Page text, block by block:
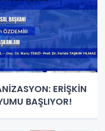
ERİŞKİN
BAŞLIYOR!